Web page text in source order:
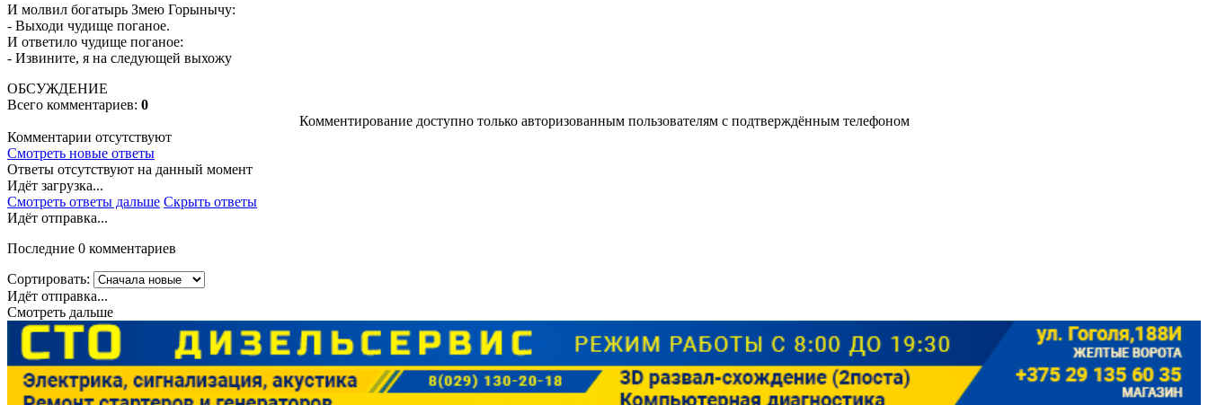
И молвил богатырь Змею Горынычу:
- Выходи чудище поганое.
И ответило чудище поганое:
- Извините, я на следующей выхожу
ОБСУЖДЕНИЕ
Всего комментариев: 0
Комментирование доступно только авторизованным пользователям с подтверждённым телефоном
Комментарии отсутствуют
Смотреть новые ответы
Ответы отсутствуют на данный момент
Идёт загрузка...
Смотреть ответы дальше Скрыть ответы
Идёт отправка...
Последние 0 комментариев
Сортировать:
Идёт отправка...
Смотреть дальше